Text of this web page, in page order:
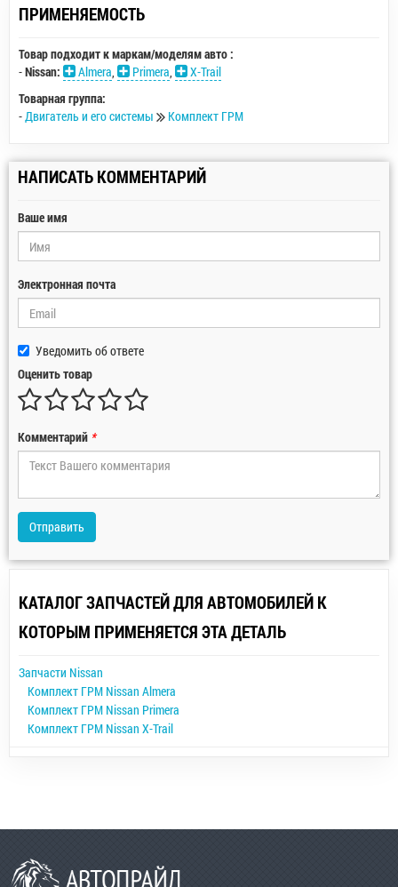
ПРИМЕНЯЕМОСТЬ
Товар подходит к маркам/моделям авто :
-Nissan: Almera, Primera,
X-Trail
Товарная группа:
-Двигатель и его системы Комплект ГРМ
НАПИСАТЬ КОММЕНТАРИЙ
Ваше имя
Электронная почта
Уведомить об ответе
Оценить товар
Комментарий *
Отправить
КАТАЛОГ ЗАПЧАСТЕЙ ДЛЯ АВТОМОБИЛЕЙ К
КОТОРЫМ ПРИМЕНЯЕТСЯ ЭТА ДЕТАЛЬ
Запчасти Nissan
Комплект ГРМ Nissan Almera
Комплект ГРМ Nissan Primera
Комплект ГРМ Nissan X-Trail